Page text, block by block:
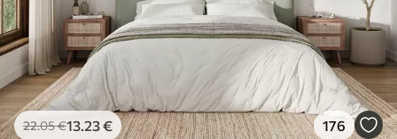
22.05€13.23€ 176